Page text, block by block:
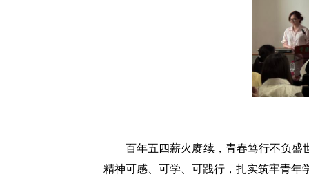
百年五四薪火赓续，青春笃行不负盛
精神可感、可学、可践行，扎实筑牢青年